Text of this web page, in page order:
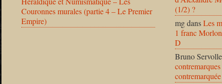
Couronnes murales (partie 4 – Le Premier
Empire)
(1/2) ?
mgdansLes
1 franc
D
Bruno Servolle